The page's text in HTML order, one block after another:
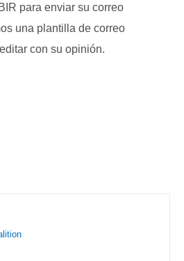
para enviar su correo
una plantilla de correo
con su opinión.